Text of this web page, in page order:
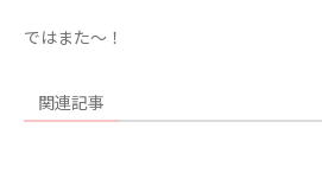
ではまた～！
関連記事